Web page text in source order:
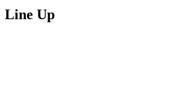
Line Up